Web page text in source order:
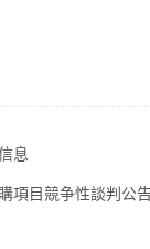
息
項目競争性談判公